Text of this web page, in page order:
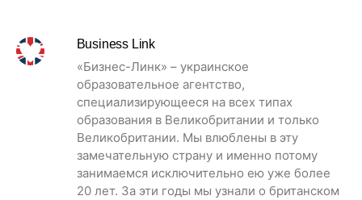
Business Link
«Бизнес-Линк» – украинское
образовательное агентство,
специализирующееся на всех типах
образования в Великобритании и только
Великобритании. Мы влюблены в эту
замечательную страну и именно потому
занимаемся исключительно ею уже более
20 лет. За эти годы мы узнали о британском